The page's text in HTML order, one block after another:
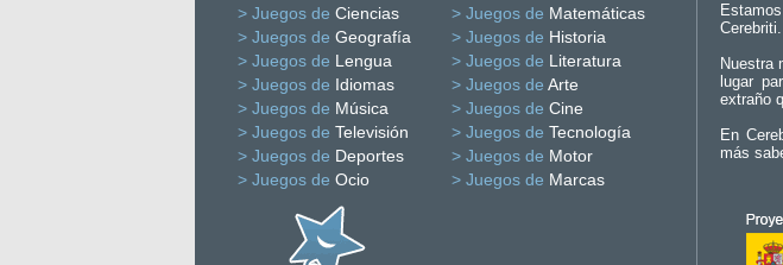
> Juegos de Ciencias > Juegos de Matemáticas
> Juegos de Geografía > Juegos de Historia
> Juegos de Lengua > Juegos de Literatura
> Juegos de Idiomas > Juegos de Arte
> Juegos de Música > Juegos de Cine
> Juegos de Televisión > Juegos de Tecnología
> Juegos de Deportes > Juegos de Motor
> Juegos de Ocio > Juegos de Marcas
Nuestra
lugar
extraño
En
más